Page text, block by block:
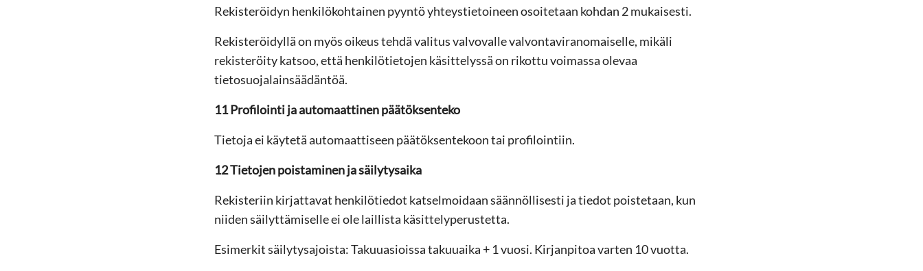
Rekisteröidyn henkilökohtainen pyyntö yhteystietoineen osoitetaan kohdan 2 mukaisesti.
Rekisteröidyllä on myös oikeus tehdä valitus valvovalle valvontaviranomaiselle, mikäli
rekisteröity katsoo, että henkilötietojen käsittelyssä on rikottu voimassa olevaa
tietosuojalainsäädäntöä.
11 Profilointi ja automaattinen päätöksenteko
Tietoja ei käytetä automaattiseen päätöksentekoon tai profilointiin.
12Tietojen poistaminen ja säilytysaika
Rekisteriin kirjattavat henkilötiedot katselmoidaan säännöllisesti ja tiedot poistetaan, kun
niiden säilyttämiselle ei ole laillista käsittelyperustetta.
Esimerkit säilytysajoista: Takuuasioissa takuuaika + 1 vuosi. Kirjanpitoa varten 10 vuotta.